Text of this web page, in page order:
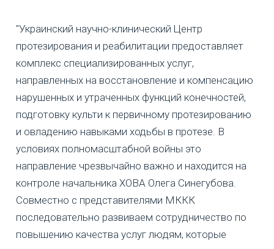
"Украинский научно-клинический Центр
протезирования и реабилитации предоставляет
комплекс специализированных услуг,
направленных на восстановление и компенсацию
нарушенных и утраченных функций конечностей,
подготовку культи к первичному протезированию
и овладению навыками ходьбы в протезе. В
условиях полномасштабной войны это
направление чрезвычайно важно и находится на
контроле начальника ХОВА Олега Синегубова.
Совместно с представителями МККК
последовательно развиваем сотрудничество по
повышению качества услуг людям, которые